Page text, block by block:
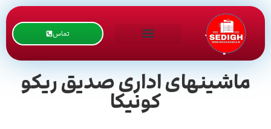
تماس
ماشینهای اداری صدیق ریکو
کونیکا